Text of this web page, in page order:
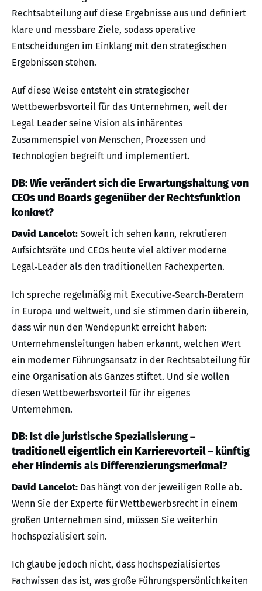
Rechtsabteilung auf diese Ergebnisse aus und definiert
klare und messbare Ziele, sodass operative
Entscheidungen im Einklang mit den strategischen
Ergebnissen stehen.
Auf diese Weise entsteht ein strategischer
Wettbewerbsvorteil für das Unternehmen, weil der
Legal Leader seine Vision als inhärentes
Zusammenspiel von Menschen, Prozessen und
Technologien begreift und implementiert.
DB: Wie verändert sich die Erwartungshaltung von
CEOs und Boards gegenüber der Rechtsfunktion
konkret?
David Lancelot: Soweit ich sehen kann, rekrutieren
Aufsichtsräte und CEOs heute viel aktiver moderne
Legal‑Leader als den traditionellen Fachexperten.
Ich spreche regelmäßig mit Executive‑Search‑Beratern
in Europa und weltweit, und sie stimmen darin überein,
dass wir nun den Wendepunkt erreicht haben:
Unternehmensleitungen haben erkannt, welchen Wert
ein moderner Führungsansatz in der Rechtsabteilung für
eine Organisation als Ganzes stiftet. Und sie wollen
diesen Wettbewerbsvorteil für ihr eigenes
Unternehmen.
DB: Ist die juristische Spezialisierung –
traditionell eigentlich ein Karrierevorteil – künftig
eher Hindernis als Differenzierungsmerkmal?
David Lancelot: Das hängt von der jeweiligen Rolle ab.
Wenn Sie der Experte für Wettbewerbsrecht in einem
großen Unternehmen sind, müssen Sie weiterhin
hochspezialisiert sein.
Ich glaube jedoch nicht, dass hochspezialisiertes
Fachwissen das ist, was große Führungspersönlichkeiten